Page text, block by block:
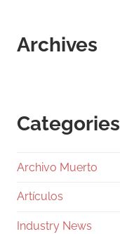
Archives
Categories
Archivo Muerto
Artículos
Industry News